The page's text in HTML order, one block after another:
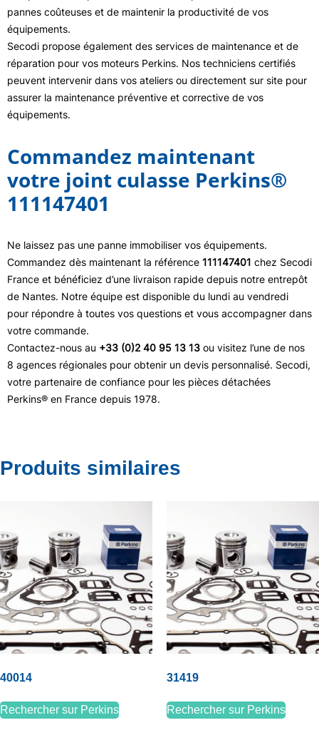
pannes coûteuses et de maintenir la productivité de vos
équipements.
Secodi propose également des services de maintenance et de
réparation pour vos moteurs Perkins. Nos techniciens certifiés
peuvent intervenir dans vos ateliers ou directement sur site pour
assurer la maintenance préventive et corrective de vos
équipements.
Commandez maintenant
votre joint culasse Perkins®
111147401
Ne laissez pas une panne immobiliser vos équipements.
Commandez dès maintenant la référence 111147401 chez Secodi
France et bénéficiez d’une livraison rapide depuis notre entrepôt
de Nantes. Notre équipe est disponible du lundi au vendredi
pour répondre à toutes vos questions et vous accompagner dans
votre commande.
Contactez-nous au +33 (0)2 40 95 13 13 ou visitez l’une de nos
8 agences régionales pour obtenir un devis personnalisé. Secodi,
votre partenaire de confiance pour les pièces détachées
Perkins® en France depuis 1978.
Produits similaires
40014
Rechercher sur Perkins
31419
Rechercher sur Perkins